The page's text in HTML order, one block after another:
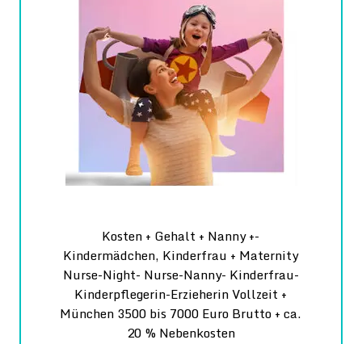
Kosten + Gehalt + Nanny +-
Kindermädchen, Kinderfrau + Maternity
Nurse-Night- Nurse-Nanny- Kinderfrau-
Kinderpflegerin-Erzieherin Vollzeit +
München 3500 bis 7000 Euro Brutto + ca.
20 % Nebenkosten